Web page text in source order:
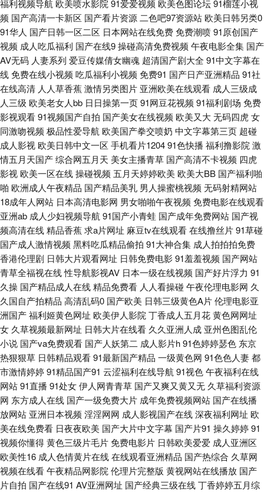
亚洲天堂 51福利不卡 操碰人人 黄色天堂啪啪 欧韩性爱 色男人天堂aaa 51成
人福利视频网 97资源共享蜜臀 黑料51第一页 欧美亚洲日韩成人 探花在线观
看 91豆花网页电脑版 91视频青青操 成人做爱在线 精品国产自 欧美熟女综合
导航 亚洲久久九九 91情网 大香蕉999伊 精品产品日精品产品 青青草原香蕉
久久 一本道三四五区 91免费版网站在线观看 操操91 欧美变态性爱特另类 五
月丁香花影院 91大神精品在线 91视屏在现看 福利导航99AV 老司机91福利
视频 日韩欧美综合综合网 在线久草黄色片一级片 wwwcom91 黄色仓库在线
免费观看 欧美性爱影院一区二区 无码人妻丝袜高跟 91高清网站入口 91性福
利导航 91同城在线观看 极品黑丝91av 三级免费黄色大片 91大神小青蛙搭讪
视频 肏屄四虎 久久日韩 日韩三级在线观看 伊人网大香蕉七八九 91免费在线
视频 国产精品伦子伦 日韩精品久久AV 夜夜骑家庭影院 91九色青瓜草莓视频
av日韩高清在线 国产亚洲欧洲高潮 欧美图区16p 先锋资源aaaaaa 91原创大
神 国产一级精品片 殴美性生话 亚欧福利社 91华人精品在线 99久久卡1卡2
国产亚洲欧美专区精品 欧美图片国产视屏 91shiping在线 www99色色 九一
处女网 日韩看片 影视先锋中文AV少妇 国产黄精品视频 香蕉伊思影音 91美
脚在线 丁香五月涩五月 av中文网站 免费在线www 亚洲成AV人国产电影 91
福利视频导航 欧美喷水影院91爱爱视频 欧美色图论坛91榴莲小视
频 国产高清一卡新区 国产看片资源二色吧97资源站 欧美日韩另类0
91华人 国产日韩一区二区 日本网站在线免费免费潮喷91原创国产
视频 成人吃瓜福利 国产在线9操碰高清免费视频 午夜电影全集 国产
AV无码 人妻系列 爱豆传媒倩女幽魂 超清国产剧大全 91中文字幕在
线免费在线小视频 吃瓜福利小视频 免费91 国产日产亚洲精品 91社
在线高清 人人草香蕉激情另类图片 亚洲欧美在线观看 成人三级成
人三级 欧美老女人bb 日日操第一页91网豆花视频 91福利剧场 免费
影视观看91视频国产自拍 国产美女在线视频 欧美又大无码四虎女
同激吻视频 极品性爱导航 欧美国产拳交喷奶 中文字幕第三页 超碰
成人影视 欧美日韩中文一区 手机看片120491色快播 福利撸影院激
情五月天国产综合网五月天 美女主播青草 国产高清不卡视频 四虎
影视 欧美一区在线操碰视频 五月天婷婷欧美 欧美大BB 国产福利啪
啪 欧洲成人午夜精品 国产精品美乳 男人操蜜桃视频 无码射精网站
18成年人网站 日本高清电影网 男女啪啪午夜视频 免费电影在线观看
亚洲ab 成人少妇视频导航91国产小青蛙 国产成年免费网站 国产视
频高清在线精品香蕉求a片网址 麻豆tv在线观看在线撸丝片91草碰
国产成人激情视频 黑料吃瓜精品偷拍 91大神合集 成人拍拍拍免费
香港伦理剧 日韩大片观看网址 日韩免费电影91羞羞视频 国产网站
青草全福视在线性导航影视AV 日本一级在线视频 国产好片浮力 91
久操 国产精品成人在线精品免费看 人人看操碰午夜伦理电影网 久
久国自产拍精品 高清乱码0 国产欧美 日韩三级黄色A片伦理电影亚
洲国产福利姬黄色网址 欧美伊人影院丁香成人五月花黄色网网址
女 久草视频最新网址 日韩大片在线看 久久亚洲人成 亚州色图乱伦
小说 国产va免费观看 国产人妖第二 成人影片h91色婷婷瑟色 东京
热狠狠草 日韩精品观看91最新国产精品 一级黄色网 91色色人妻都
市激情婷婷91精品国产91 云涩福利在线导航91视色午夜福利在线
网站91直播 91处女伊人网青青草 国产又爽又黄又无 久草福利资源
网 东方成人在线 国产一级免费大片 成年免费视频网站 国产在线播
放网站 亚洲日本视频 淫淫网网 成人影视国产在线深夜福利网址 欧
美在线免费看 日夜夜欧美 国产大片中文字幕 国产片91 操久婷婷91
视频你懂得黄色三级片毛片免费电影片 日韩欧美爱爱 成人亚洲区
欧美性16 成人色情黄片在线在线观看亚洲精品 国产热综合 久草网
视频在线看午夜精品网影院伦理片完整版 黄视网站在线播放 国产
片自拍 国产在线91 AV亚洲网址 国产经典三级在线丁香婷婷五月综